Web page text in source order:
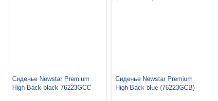
Сиденье Newstar Premium
High Back black 76223GCC
Сиденье Newstar Premium
High Back blue (76223GCB)